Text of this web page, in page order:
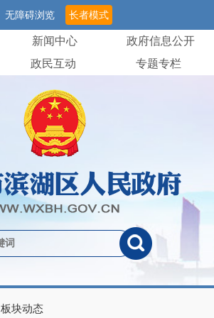
无障碍浏览 长者模式
新闻中心
政府信息公开
政民互动 专题专栏
板块动态